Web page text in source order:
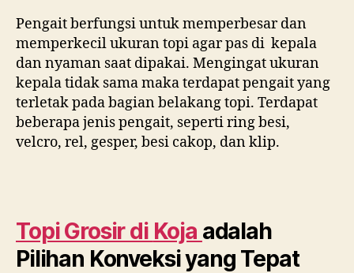
Pengait berfungsi untuk memperbesar dan
memperkecil ukuran topi agar pas di kepala
dan nyaman saat dipakai. Mengingat ukuran
kepala tidak sama maka terdapat pengait yang
terletak pada bagian belakang topi. Terdapat
beberapa jenis pengait, seperti ring besi,
velcro, rel, gesper, besi cakop, dan klip.
Topi Grosir di Koja adalah
Pilihan Konveksi yang Tepat